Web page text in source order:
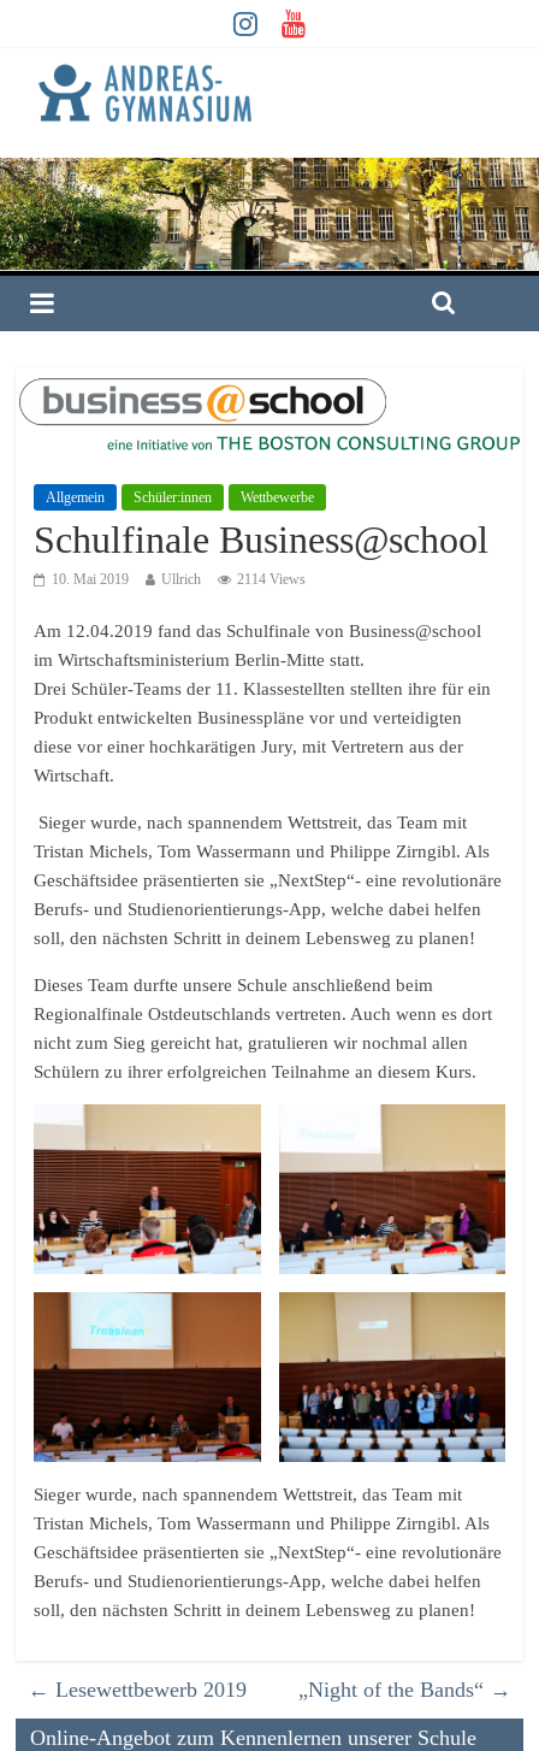
Allgemein Schüler:innen Wettbewerbe
Schulfinale Business@school
10. Mai 2019 Ullrich 2114 Views
Am 12.04.2019 fand das Schulfinale von Business@school
im Wirtschaftsministerium Berlin-Mitte statt.
Drei Schüler-Teams der 11. Klassestellten stellten ihre für ein
Produkt entwickelten Businesspläne vor und verteidigten
diese vor einer hochkarätigen Jury, mit Vertretern aus der
Wirtschaft.
Sieger wurde, nach spannendem Wettstreit, das Team mit
Tristan Michels, Tom Wassermann und Philippe Zirngibl. Als
Geschäftsidee präsentierten sie „NextStep“- eine revolutionäre
Berufs- und Studienorientierungs-App, welche dabei helfen
soll, den nächsten Schritt in deinem Lebensweg zu planen!
Dieses Team durfte unsere Schule anschließend beim
Regionalfinale Ostdeutschlands vertreten. Auch wenn es dort
nicht zum Sieg gereicht hat, gratulieren wir nochmal allen
Schülern zu ihrer erfolgreichen Teilnahme an diesem Kurs.
Sieger wurde, nach spannendem Wettstreit, das Team mit
Tristan Michels, Tom Wassermann und Philippe Zirngibl. Als
Geschäftsidee präsentierten sie „NextStep“- eine revolutionäre
Berufs- und Studienorientierungs-App, welche dabei helfen
soll, den nächsten Schritt in deinem Lebensweg zu planen!
← Lesewettbewerb 2019 „Night of the Bands“ →
Online-Angebot zum Kennenlernen unserer Schule